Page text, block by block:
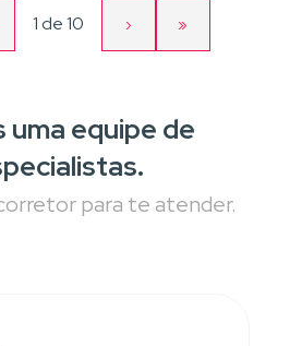
Página
1 de10
Próxima
página
›
Última
página
»
uma equipe de
para te atender.